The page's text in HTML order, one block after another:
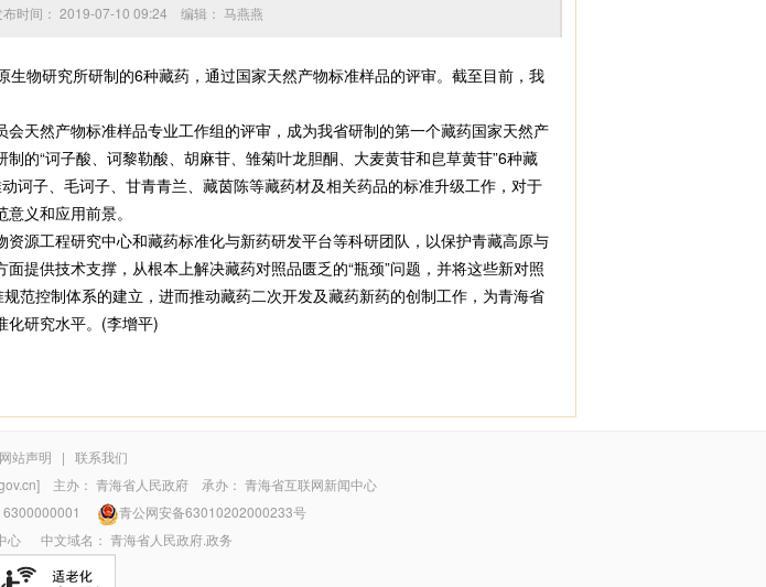
时间： 2019-07-10 09:24 编辑： 马燕燕
物研究所研制的6种藏药，通过国家天然产物标准样品的评审。截至目前，我
天然产物标准样品专业工作组的评审，成为我省研制的第一个藏药国家天然产
的“诃子酸、诃黎勒酸、胡麻苷、雏菊叶龙胆酮、大麦黄苷和皀草黄苷”6种藏
诃子、毛诃子、甘青青兰、藏茵陈等藏药材及相关药品的标准升级工作，对于
义和应用前景。
工程研究中心和藏药标准化与新药研发平台等科研团队，以保护青藏高原与
提供技术支撑，从根本上解决藏药对照品匮乏的“瓶颈”问题，并将这些新对照
范控制体系的建立，进而推动藏药二次开发及藏药新药的创制工作，为青海省
化研究水平。(李增平)
网站声明 | 联系我们
主办： 青海省人民政府 承办： 青海省互联网新闻中心
青公网安备63010202000233号
心中文域名： 青海省人民政府.政务